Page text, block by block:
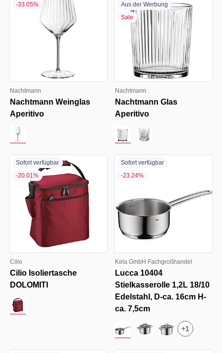
-33.05%
Nachtmann
Nachtmann Weinglas
Aperitivo
Aus der Werbung
Sale
Nachtmann
Nachtmann Glas
Aperitivo
Sofort verfügbar
-20.01%
Cilio
Cilio Isoliertasche
DOLOMITI
Sofort verfügbar
-23.24%
Kela GmbH Fachgroßhandel
Lucca 10404
Stielkasserolle 1,2L 18/10
Edelstahl, D-ca. 16cm H-
ca. 7,5cm
+1